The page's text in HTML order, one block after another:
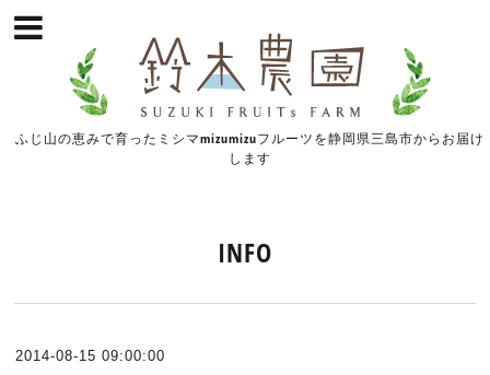
ふじ山の恵みで育ったミシマmizumizuフルーツを静岡県三島市からお届け
します
INFO
2014-08-15 09:00:00